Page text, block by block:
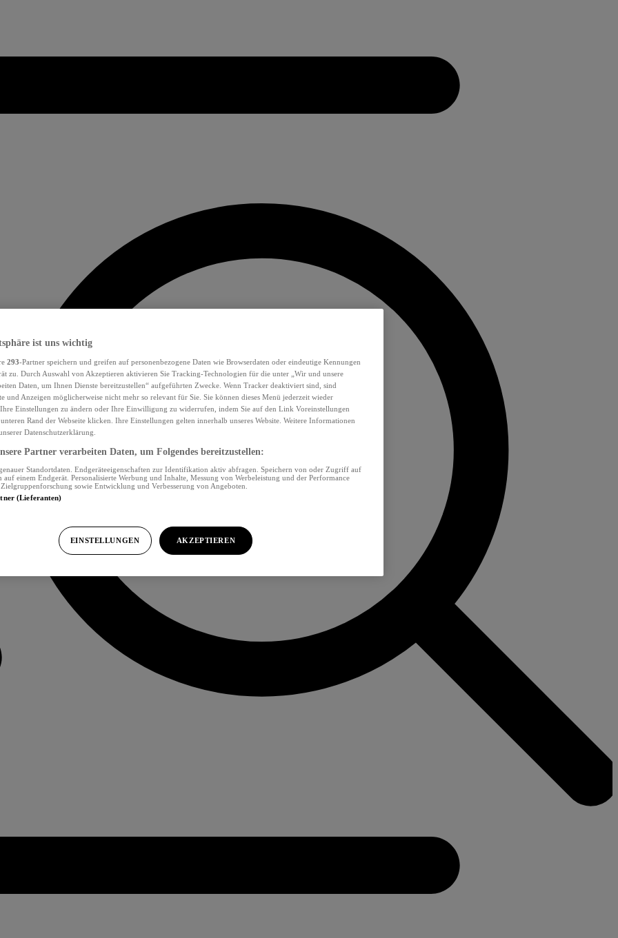
ist uns wichtig
293-Partner speichern und greifen auf personenbezogene Daten wie Browserdaten oder eindeutige Kennungen
zu. Durch Auswahl von Akzeptieren aktivieren Sie Tracking-Technologien für die unter „Wir und unsere
Daten, um Ihnen Dienste bereitzustellen“ aufgeführten Zwecke. Wenn Tracker deaktiviert sind, sind
und Anzeigen möglicherweise nicht mehr so relevant für Sie. Sie können dieses Menü jederzeit wieder
Einstellungen zu ändern oder Ihre Einwilligung zu widerrufen, indem Sie auf den Link Voreinstellungen
Rand der Webseite klicken. Ihre Einstellungen gelten innerhalb unseres Website. Weitere Informationen
Datenschutzerklärung.
Partner verarbeiten Daten, um Folgendes bereitzustellen:
Standortdaten. Endgeräteeigenschaften zur Identifikation aktiv abfragen. Speichern von oder Zugriff auf
einem Endgerät. Personalisierte Werbung und Inhalte, Messung von Werbeleistung und der Performance
sowie Entwicklung und Verbesserung von Angeboten.
(Lieferanten)
EINSTELLUNGEN AKZEPTIEREN